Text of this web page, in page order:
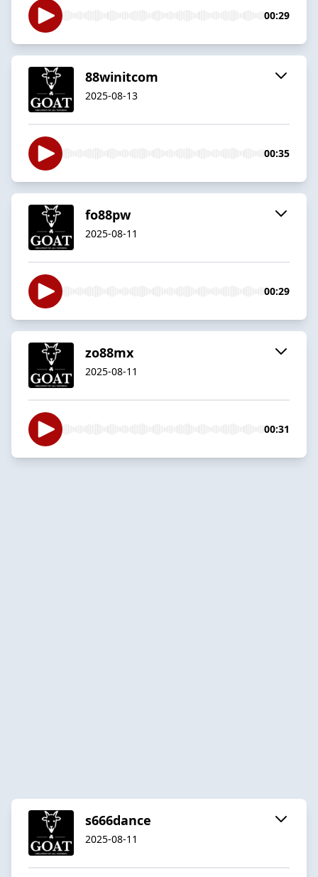
00:29
88winitcom
2025-08-13
00:35
fo88pw
2025-08-11
00:29
zo88mx
2025-08-11
00:31
s666dance
2025-08-11